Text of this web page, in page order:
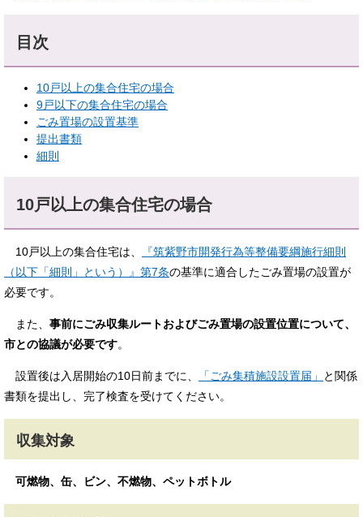
目次
10戸以上の集合住宅の場合
9戸以下の集合住宅の場合
ごみ置場の設置基準
提出書類
細則
10戸以上の集合住宅の場合
10戸以上の集合住宅は、
『筑紫野市開発行為等整備要綱施行細則
（以下「細則」という）』第7条の基準に適合したごみ置場の設置が
必要です。
また、 事前にごみ収集ルートおよびごみ置場の設置位置について、
市との協議が必要です。
設置後は入居開始の10日前までに、 「ごみ集積施設設置届」
と関係
書類を提出し、完了検査を受けてください。
収集対象
可燃物、缶、ビン、不燃物、ペットボトル